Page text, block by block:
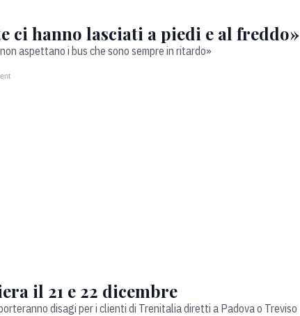
ci hanno lasciati a piedi e al freddo»
aspettano i bus che sono sempre in ritardo»
il 21 e 22 dicembre
disagi per i clienti di Trenitalia diretti a Padova o Treviso